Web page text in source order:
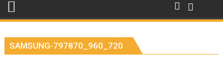
SAMSUNG-797870_960_720